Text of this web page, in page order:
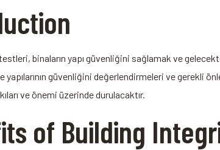
binaların yapı güvenliğini sağlamak ve
yapılarının ⁢güvenliğini değerlendirmeleri ve gerekli
ve önemi üzerinde durulacaktır.
of Building